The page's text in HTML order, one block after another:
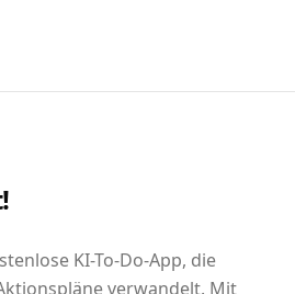
KI-To-Do-App, die
verwandelt. Mit